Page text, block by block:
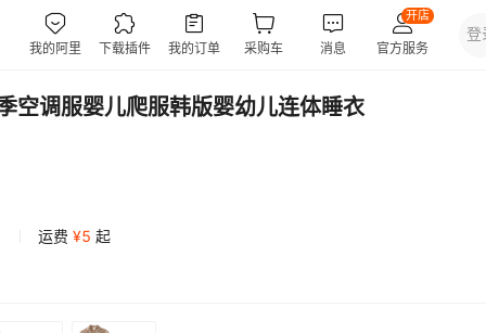
调服婴儿爬服韩版婴幼儿连体睡衣
运费 ¥5 起